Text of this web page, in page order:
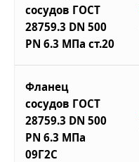
сосудов ГОСТ
28759.3 DN 500
PN 6.3 МПа ст.20
Фланец
сосудов ГОСТ
28759.3 DN 500
PN 6.3 МПа
09Г2С